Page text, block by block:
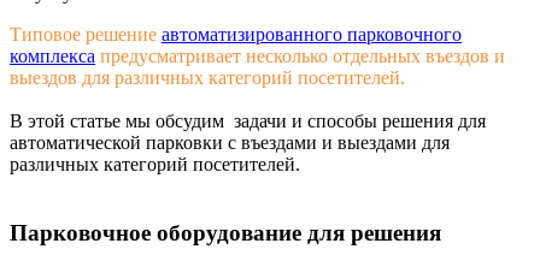
Типовое решение автоматизированного парковочного
комплекса предусматривает несколько отдельных въездов и
выездов для различных категорий посетителей.
В этой статье мы обсудим задачи и способы решения для
автоматической парковки с въездами и выездами для
различных категорий посетителей.
Парковочное оборудование для решения